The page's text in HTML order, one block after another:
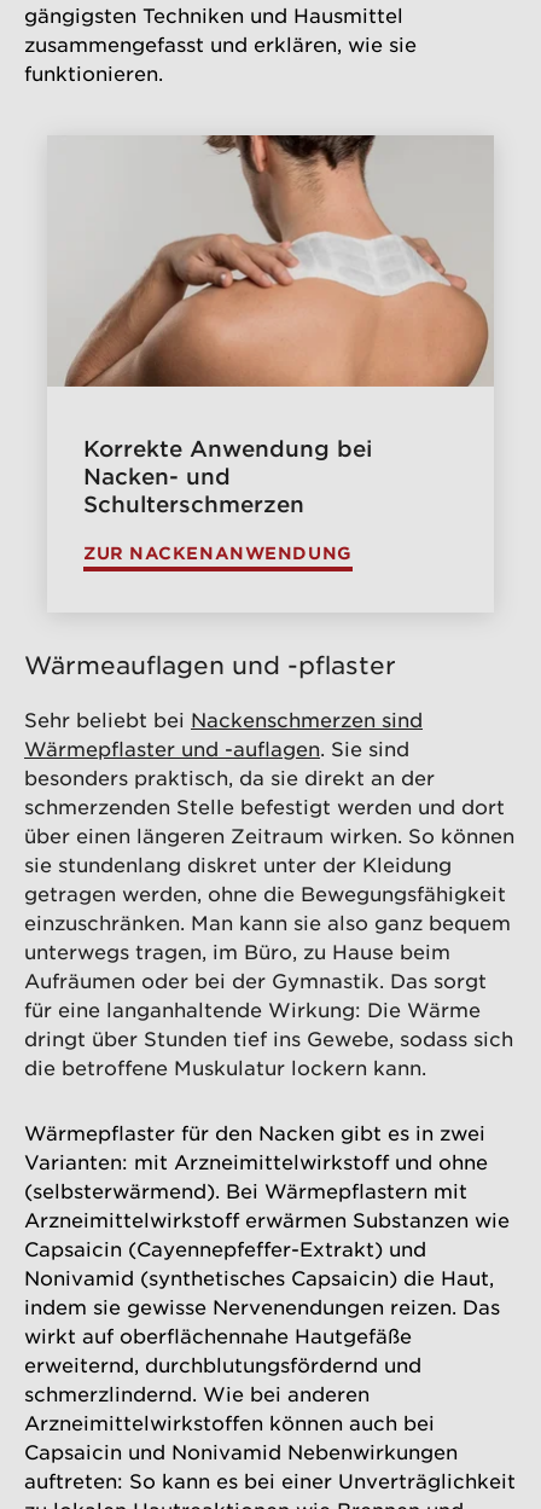
gängigsten Techniken und Hausmittel
zusammengefasst und erklären, wie sie
funktionieren.
Korrekte Anwendung bei
Nacken- und
Schulterschmerzen
ZUR NACKENANWENDUNG
Wärmeauflagen und -pflaster
Sehr beliebt bei Nackenschmerzen sind
Wärmepflaster und -auflagen. Sie sind
besonders praktisch, da sie direkt an der
schmerzenden Stelle befestigt werden und dort
über einen längeren Zeitraum wirken. So können
sie stundenlang diskret unter der Kleidung
getragen werden, ohne die Bewegungsfähigkeit
einzuschränken. Man kann sie also ganz bequem
unterwegs tragen, im Büro, zu Hause beim
Aufräumen oder bei der Gymnastik. Das sorgt
für eine langanhaltende Wirkung: Die Wärme
dringt über Stunden tief ins Gewebe, sodass sich
die betroffene Muskulatur lockern kann.
Wärmepflaster für den Nacken gibt es in zwei
Varianten: mit Arzneimittelwirkstoff und ohne
(selbsterwärmend). Bei Wärmepflastern mit
Arzneimittelwirkstoff erwärmen Substanzen wie
Capsaicin (Cayennepfeffer-Extrakt) und
Nonivamid (synthetisches Capsaicin) die Haut,
indem sie gewisse Nervenendungen reizen. Das
wirkt auf oberflächennahe Hautgefäße
erweiternd, durchblutungsfördernd und
schmerzlindernd. Wie bei anderen
Arzneimittelwirkstoffen können auch bei
Capsaicin und Nonivamid Nebenwirkungen
auftreten: So kann es bei einer Unverträglichkeit